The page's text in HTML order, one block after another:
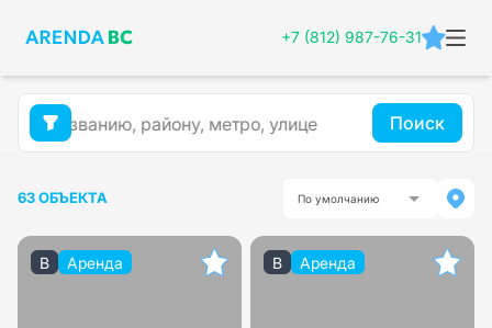
+7 (812) 987-76-31
Поиск
63 ОБЪЕКТА По умолчанию
B Аренда B Аренда